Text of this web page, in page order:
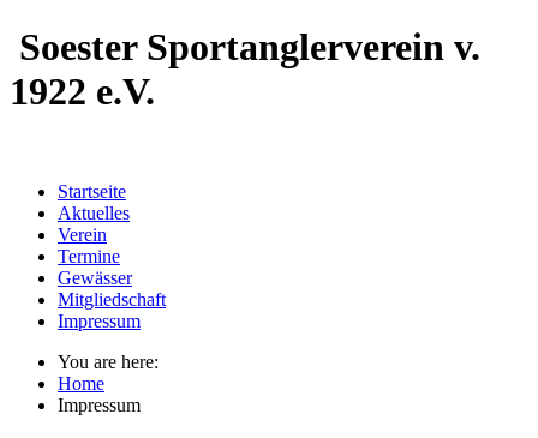
Soester Sportanglerverein v.
1922 e.V.
Startseite
Aktuelles
Verein
Termine
Gewässer
Mitgliedschaft
Impressum
You are here:
Home
Impressum